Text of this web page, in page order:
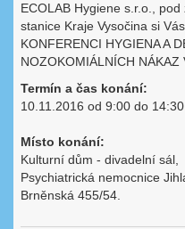
ECOLAB Hygiene s.r.o.,
stanice Kraje Vysočina si
KONFERENCI HYGIENA A
NOZOKOMIÁLNÍCH
Termín a čas konání:
10.11.2016 od 9:00 do
Místo konání:
Kulturní dům - divadelní sál,
Psychiatrická nemocnice
Brněnská 455/54.